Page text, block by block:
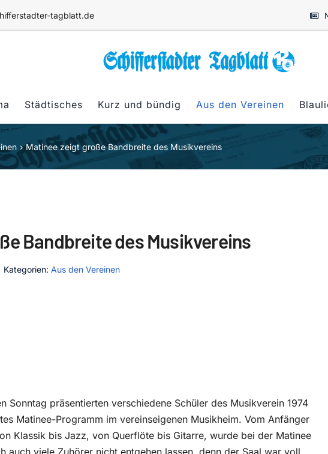
tagblatt.de
Städtisches Kurz und bündig Aus den Vereinen
Matinee zeigt große Bandbreite des Musikvereins
Bandbreite des Musikvereins
Kategorien: Aus den Vereinen
Sonntag präsentierten verschiedene Schüler des Musikverein 1974
Matinee-Programm im vereinseigenen Musikheim. Vom Anfänger
Klassik bis Jazz, von Querflöte bis Gitarre, wurde bei der Matinee
auch viele Zuhörer nicht entgehen lassen, denn der Saal war voll